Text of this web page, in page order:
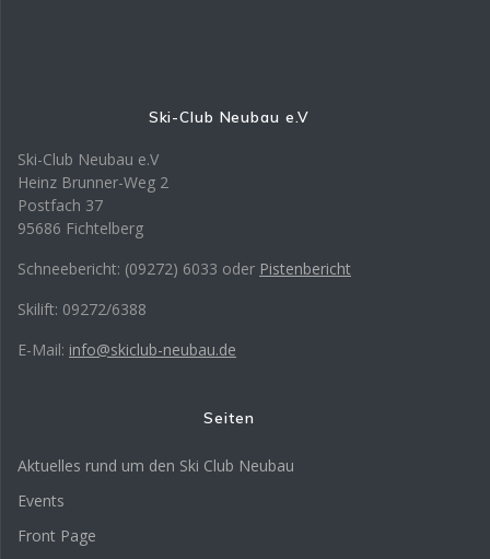
Ski-Club Neubau e.V
Ski-Club Neubau e.V
Heinz Brunner-Weg 2
Postfach 37
95686 Fichtelberg
Schneebericht: (09272) 6033 oder Pistenbericht
Skilift: 09272/6388
E-Mail: info@skiclub-neubau.de
Seiten
Aktuelles rund um den Ski Club Neubau
Events
Front Page